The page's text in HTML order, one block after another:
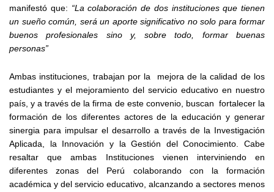
manifestó que: “La colaboración de dos instituciones que tienen
un sueño común, será un aporte significativo no solo para formar
buenos profesionales sino y, sobre todo, formar buenas
personas”
Ambas instituciones, trabajan por la mejora de la calidad de los
estudiantes y el mejoramiento del servicio educativo en nuestro
país, y a través de la firma de este convenio, buscan fortalecer la
formación de los diferentes actores de la educación y generar
sinergia para impulsar el desarrollo a través de la Investigación
Aplicada, la Innovación y la Gestión del Conocimiento. Cabe
resaltar que ambas Instituciones vienen interviniendo en
diferentes zonas del Perú colaborando con la formación
académica y del servicio educativo, alcanzando a sectores menos